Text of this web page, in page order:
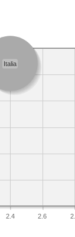
2.4 2.6
Italia